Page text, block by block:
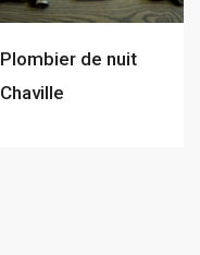
Plombier de nuit
Chaville